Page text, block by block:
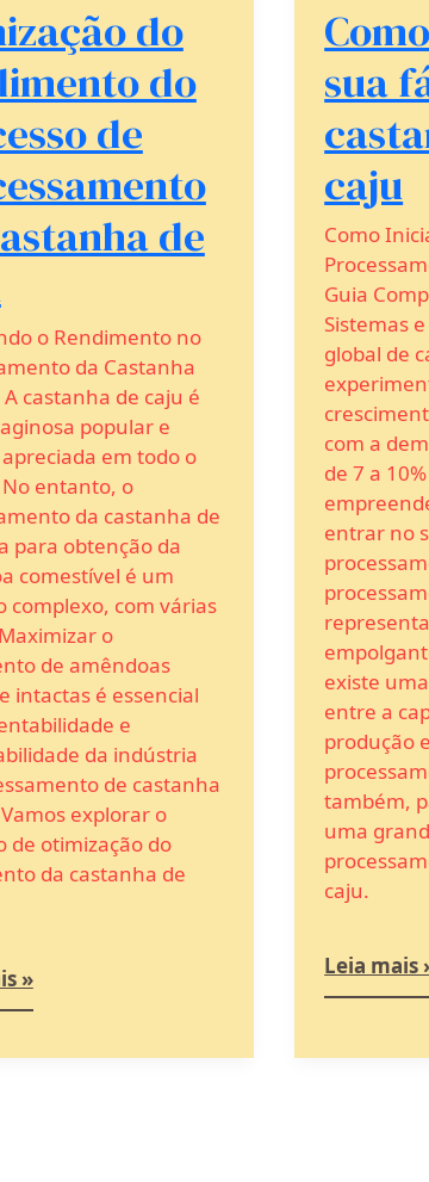
do
do
de
de
o Rendimento no
da Castanha
castanha de caju é
popular e
em todo o
entanto, o
da castanha de
para obtenção da
comestível é um
complexo, com várias
o
de amêndoas
intactas é essencial
e
da indústria
de castanha
explorar o
de otimização do
da castanha de
»
sua
caju
Como
Guia
Sistemas
global de
com a
de 7 a
entrar no
existe
entre a
produção
também,
uma
caju.
Leia mais